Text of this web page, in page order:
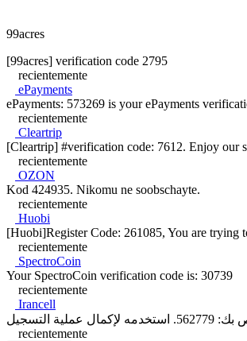
99acres
[99acres] verification code 2795
recientemente
ePayments
ePayments: 573269 is your ePayments
recientemente
Cleartrip
[Cleartrip] #verification code: 7612. Enjoy our
recientemente
OZON
Kod 424935. Nikomu ne soobschayte.
recientemente
Huobi
[Huobi]Register Code: 261085, You are trying
recientemente
SpectroCoin
Your SpectroCoin verification code is: 30739
recientemente
Irancell
recientemente